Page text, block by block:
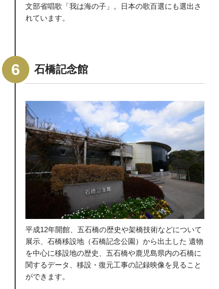
文部省唱歌「我は海の子」。日本の歌百選にも選出さ
れています。
石橋記念館
平成12年開館、五石橋の歴史や架橋技術などについて
展示、石橋移設地（石橋記念公園）から出土した 遺物
を中心に移設地の歴史、五石橋や鹿児島県内の石橋に
関するデータ、移設・復元工事の記録映像を見ること
ができます。